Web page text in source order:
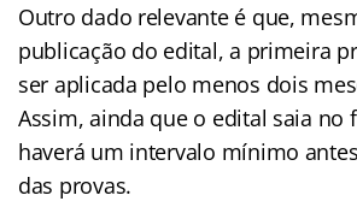
Outro dado relevante é que,
publicação do edital, a primeira
ser aplicada pelo menos dois
Assim, ainda que o edital saia no
haverá um intervalo mínimo
das provas.